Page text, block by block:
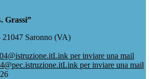
Grassi”
Saronno (VA)
Link per inviare una mail
Link per inviare una mail